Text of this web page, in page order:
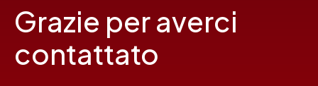
Grazie per averci
contattato